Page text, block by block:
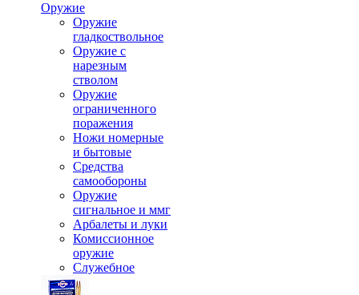
Оружие
Оружие
гладкоствольное
Оружие с
нарезным
стволом
Оружие
ограниченного
поражения
Ножи номерные
и бытовые
Средства
самообороны
Оружие
сигнальное и ммг
Арбалеты и луки
Комиссионное
оружие
Служебное